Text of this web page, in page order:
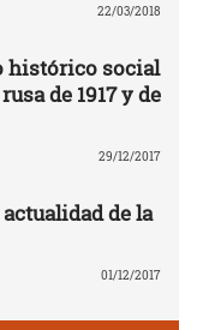
22/03/2018
histórico social
de 1917 y de
29/12/2017
de la
01/12/2017